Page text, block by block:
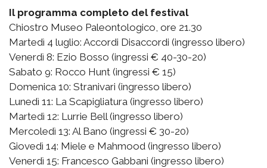
Il programma completo del festival
Chiostro Museo Paleontologico, ore 21.30
Martedì 4 luglio: Accordi Disaccordi (ingresso libero)
Venerdì 8: Ezio Bosso (ingressi € 40-30-20)
Sabato 9: Rocco Hunt (ingressi € 15)
Domenica 10: Stranivari (ingresso libero)
Lunedì 11: La Scapigliatura (ingresso libero)
Martedì 12: Lurrie Bell (ingresso libero)
Mercoledì 13: Al Bano (ingressi € 30-20)
Giovedì 14: Miele e Mahmood (ingresso libero)
Venerdì 15: Francesco Gabbani (ingresso libero)